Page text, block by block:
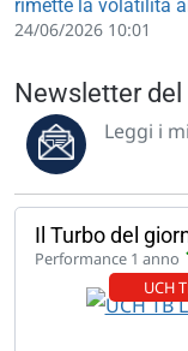
rimette la volatilità
24/06/2026 10:01
Newsletter
Leggi i
Il Turbo del
Performance 1 anno
UCH